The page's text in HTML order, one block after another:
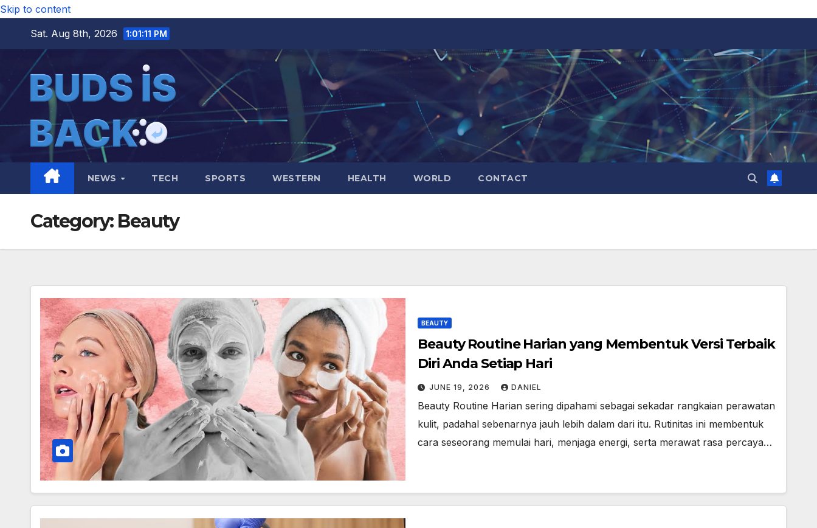
Skip to content
Sat. Aug 8th, 2026
1:01:12 PM
NEWS TECH SPORTS WESTERN HEALTH WORLD CONTACT
Category: Beauty
BEAUTY
Beauty Routine Harian yang Membentuk Versi Terbaik
Diri Anda Setiap Hari
JUNE 19, 2026 DANIEL
Beauty Routine Harian sering dipahami sebagai sekadar rangkaian perawatan
kulit, padahal sebenarnya jauh lebih dalam dari itu. Rutinitas ini membentuk
cara seseorang memulai hari, menjaga energi, serta merawat rasa percaya…